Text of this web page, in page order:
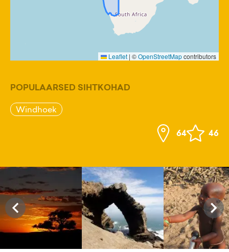
Leaflet | ©OpenStreetMapcontributors
POPULAARSED SIHTKOHAD
Windhoek
64 46